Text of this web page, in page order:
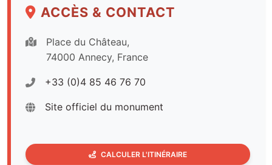
ACCÈS & CONTACT
Place du Château,
74000 Annecy, France
+33 (0)4 85 46 76 70
Site officiel du monument
CALCULER L'ITINÉRAIRE